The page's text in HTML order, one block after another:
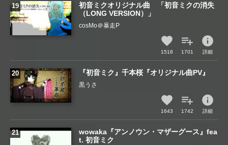
初音ミクオリジナル曲 「初音ミクの消失
（LONG VERSION）」
cosMo＠暴走P
1518 1701
info
詳細
『初音ミク』千本桜『オリジナル曲PV』
黒うさ
1643 1742
info
詳細
wowaka『アンノウン・マザーグース』fea
t. 初音ミク